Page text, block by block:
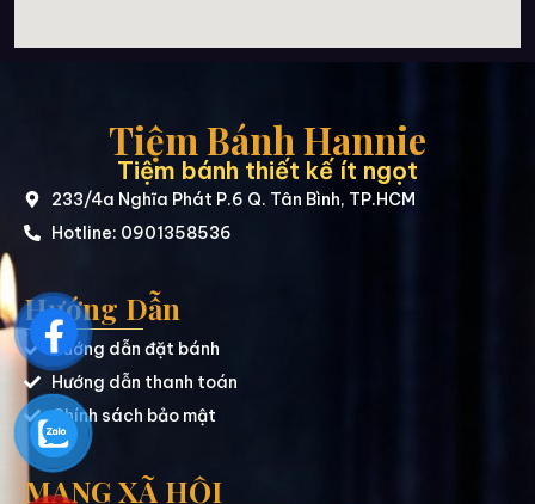
Tiệm Bánh Hannie
Tiệm bánh thiết kế ít ngọt
233/4a Nghĩa Phát P.6 Q. Tân Bình, TP.HCM
Hotline: 0901358536
Hướng Dẫn
Hướng dẫn đặt bánh
Hướng dẫn thanh toán
Chính sách bảo mật
MẠNG XÃ HỘI